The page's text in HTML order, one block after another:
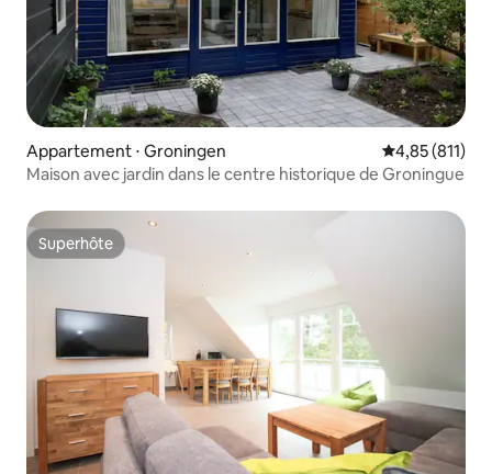
Appartement ⋅ Groningen Évaluation
4,85 (811)
Maison avec jardin dans le centre historique de Groningue
Superhôte
Superhôte